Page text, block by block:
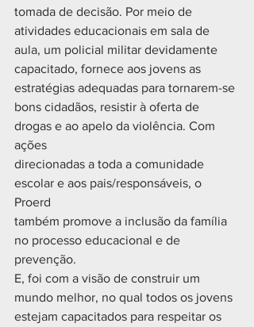
tomada de decisão. Por meio de
atividades educacionais em sala de
aula, um policial militar devidamente
capacitado, fornece aos jovens as
estratégias adequadas para tornarem-se
bons cidadãos, resistir à oferta de
drogas e ao apelo da violência. Com
ações
direcionadas a toda a comunidade
escolar e aos pais/responsáveis, o
Proerd
também promove a inclusão da família
no processo educacional e de
prevenção.
E, foi com a visão de construir um
mundo melhor, no qual todos os jovens
estejam capacitados para respeitar os